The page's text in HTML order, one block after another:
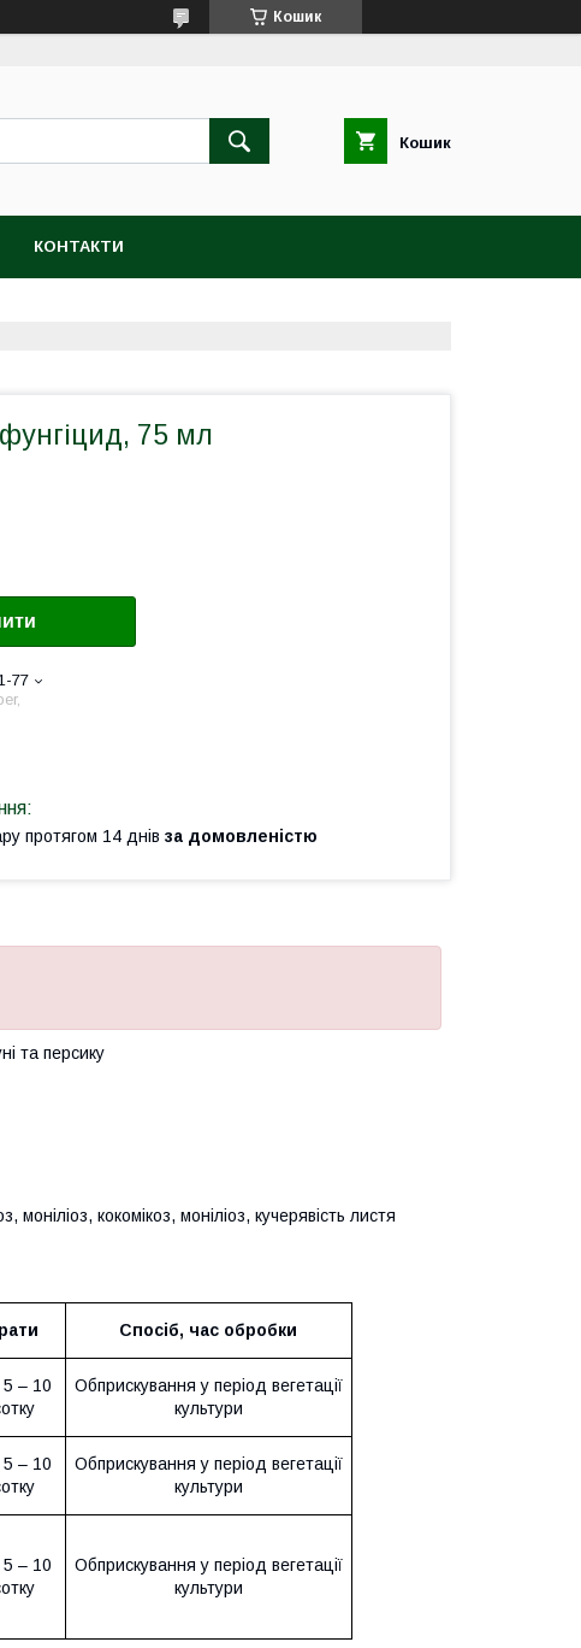
Кошик
Кошик
КОНТАКТИ
75 мл
77
протягом 14 днів за домовленістю
та персику
кокомікоз, моніліоз, кучерявість листя
Спосіб, час обробки
– 10
Обприскування у період вегетації
культури
– 10
Обприскування у період вегетації
культури
– 10
Обприскування у період вегетації
культури